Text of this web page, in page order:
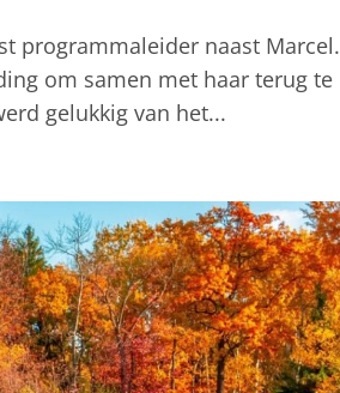
programmaleider naast Marcel.
om samen met haar terug te
gelukkig van het...